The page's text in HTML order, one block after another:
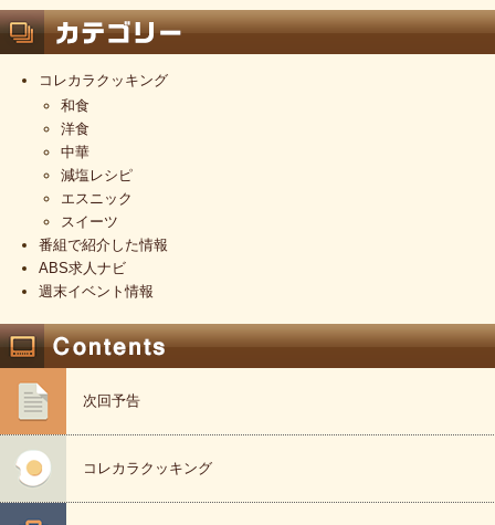
コレカラクッキング
和食
洋食
中華
減塩レシピ
エスニック
スイーツ
番組で紹介した情報
ABS求人ナビ
週末イベント情報
次回予告
コレカラクッキング